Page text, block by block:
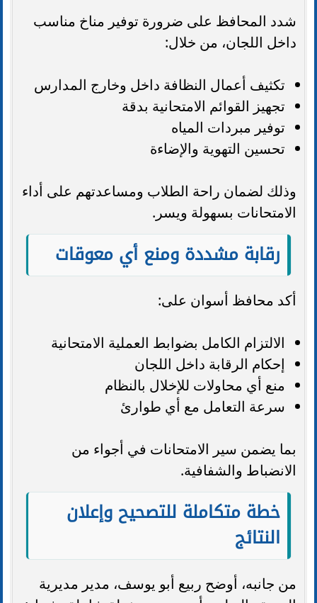
شدد المحافظ على ضرورة توفير مناخ مناسب
داخل اللجان، من خلال:
تكثيف أعمال النظافة داخل وخارج المدارس
تجهيز القوائم الامتحانية بدقة
توفير مبردات المياه
تحسين التهوية والإضاءة
وذلك لضمان راحة الطلاب ومساعدتهم على أداء
الامتحانات بسهولة ويسر.
رقابة مشددة ومنع أي معوقات
أكد محافظ أسوان على:
الالتزام الكامل بضوابط العملية الامتحانية
إحكام الرقابة داخل اللجان
منع أي محاولات للإخلال بالنظام
سرعة التعامل مع أي طوارئ
بما يضمن سير الامتحانات في أجواء من
الانضباط والشفافية.
خطة متكاملة للتصحيح وإعلان
النتائج
من جانبه، أوضح ربيع أبو يوسف، مدير مديرية